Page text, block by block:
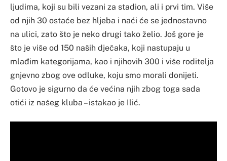
ljudima, koji su bili vezani za stadion, ali i prvi tim. Više
od njih 30 ostaće bez hljeba i naći će se jednostavno
na ulici, zato što je neko drugi tako želio. Još gore je
što je više od 150 naših dječaka, koji nastupaju u
mlađim kategorijama, kao i njihovih 300 i više roditelja
gnjevno zbog ove odluke, koju smo morali donijeti.
Gotovo je sigurno da će većina njih zbog toga sada
otići iz našeg kluba – istakao je Ilić.